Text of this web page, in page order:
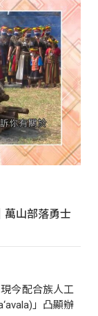
萬山部落勇士
今配合族人工
」凸顯辦